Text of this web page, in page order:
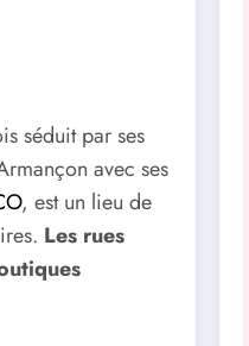
séduit par ses
avec ses
, est un lieu de
Les rues